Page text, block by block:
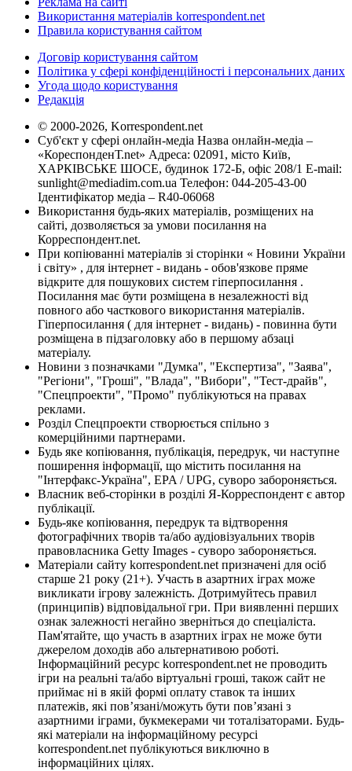
Використання матеріалів korrespondent.net
Правила користування сайтом
Договір користування сайтом
Політика у сфері конфіденційності і персональних даних
Угода щодо користування
Редакція
© 2000-2026, Korrespondent.net
Суб'єкт у сфері онлайн-медіа Назва онлайн-медіа –
«КореспонденТ.net» Адреса: 02091, місто Київ,
ХАРКІВСЬКЕ ШОСЕ, будинок 172-Б, офіс 208/1 E-mail:
sunlight@mediadim.com.ua Телефон: 044-205-43-00
Ідентифікатор медіа – R40-06068
Використання будь-яких матеріалів, розміщених на
сайті, дозволяється за умови посилання на
Корреспондент.net.
При копіюванні матеріалів зі сторінки « Новини України
і світу» , для інтернет - видань - обов'язкове пряме
відкрите для пошукових систем гіперпосилання .
Посилання має бути розміщена в незалежності від
повного або часткового використання матеріалів.
Гіперпосилання ( для інтернет - видань) - повинна бути
розміщена в підзаголовку або в першому абзаці
матеріалу.
Новини з позначками "Думка", "Експертиза", "Заява",
"Регіони", "Гроші", "Влада", "Вибори", "Тест-драйв",
"Спецпроекти", "Промо" публікуються на правах
реклами.
Розділ Спецпроекти створюється спільно з
комерційними партнерами.
Будь яке копіювання, публікація, передрук, чи наступне
поширення інформації, що містить посилання на
"Інтерфакс-Україна", EPA / UPG, суворо забороняється.
Власник веб-сторінки в розділі Я-Корреспондент є автор
публікації.
Будь-яке копіювання, передрук та відтворення
фотографічних творів та/або аудіовізуальних творів
правовласника Getty Images - суворо забороняється.
Матеріали сайту korrespondent.net призначені для осіб
старше 21 року (21+). Участь в азартних іграх може
викликати ігрову залежність. Дотримуйтесь правил
(принципів) відповідальної гри. При виявленні перших
ознак залежності негайно зверніться до спеціаліста.
Пам'ятайте, що участь в азартних іграх не може бути
джерелом доходів або альтернативою роботі.
Інформаційний ресурс korrespondent.net не проводить
ігри на реальні та/або віртуальні гроші, також сайт не
приймає ні в якій формі оплату ставок та інших
платежів, які пов’язані/можуть бути пов’язані з
азартними іграми, букмекерами чи тоталізаторами. Будь-
які матеріали на інформаційному ресурсі
korrespondent.net публікуються виключно в
інформаційних цілях.